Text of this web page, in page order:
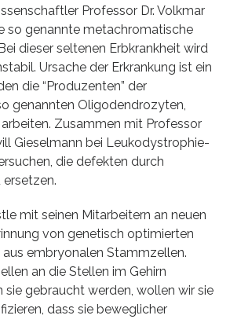
Professor Dr. Volkmar
so genannte metachromatische
dieser seltenen Erbkrankheit wird
Ursache der Erkrankung ist ein
die “Produzenten” der
genannten Oligodendrozyten,
Zusammen mit Professor
Gieselmann bei Leukodystrophie-
die defekten durch
mit seinen Mitarbeitern an neuen
von genetisch optimierten
embryonalen Stammzellen.
an die Stellen im Gehirn
sie gebraucht werden, wollen wir sie
dass sie beweglicher